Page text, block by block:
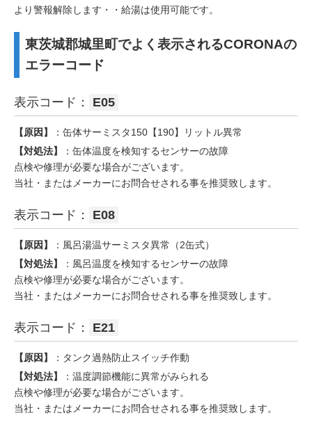
より警報解除します・・給湯は使用可能です。
東茨城郡城里町でよく表示されるCORONAの
エラーコード
表示コード： E05
【原因】
：缶体サーミスタ150【190】リットル異常
【対処法】
：缶体温度を検知するセンサーの故障
点検や修理が必要な場合がございます。
当社・またはメーカーにお問合せされる事を推奨致します。
表示コード： E08
【原因】
：風呂湯温サーミスタ異常（2缶式）
【対処法】
：風呂温度を検知するセンサーの故障
点検や修理が必要な場合がございます。
当社・またはメーカーにお問合せされる事を推奨致します。
表示コード： E21
【原因】
：タンク過熱防止スイッチ作動
【対処法】
：温度調節機能に異常がみられる
点検や修理が必要な場合がございます。
当社・またはメーカーにお問合せされる事を推奨致します。